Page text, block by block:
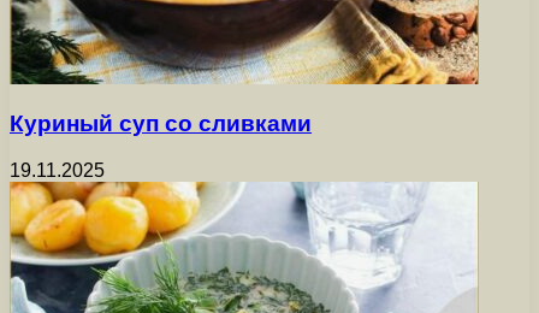
Куриный суп со сливками
19.11.2025